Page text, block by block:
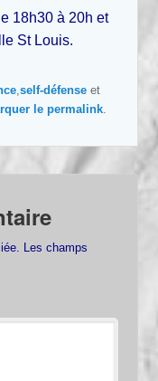
18h30 à 20h et
St Louis.
,self-défense et
lepermalink
Les champs